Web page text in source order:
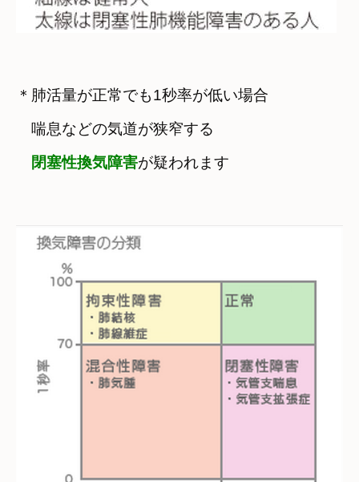
＊肺活量が正常でも1秒率が低い場合
喘息などの気道が狭窄する
閉塞性換気障害が疑われます